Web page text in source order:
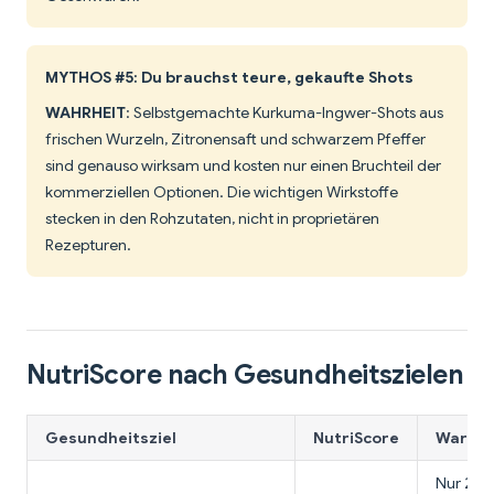
MYTHOS #5: Du brauchst teure, gekaufte Shots
WAHRHEIT: Selbstgemachte Kurkuma-Ingwer-Shots aus
frischen Wurzeln, Zitronensaft und schwarzem Pfeffer
sind genauso wirksam und kosten nur einen Bruchteil der
kommerziellen Optionen. Die wichtigen Wirkstoffe
stecken in den Rohzutaten, nicht in proprietären
Rezepturen.
NutriScore nach Gesundheitszielen
Gesundheitsziel NutriScore
Nur 25